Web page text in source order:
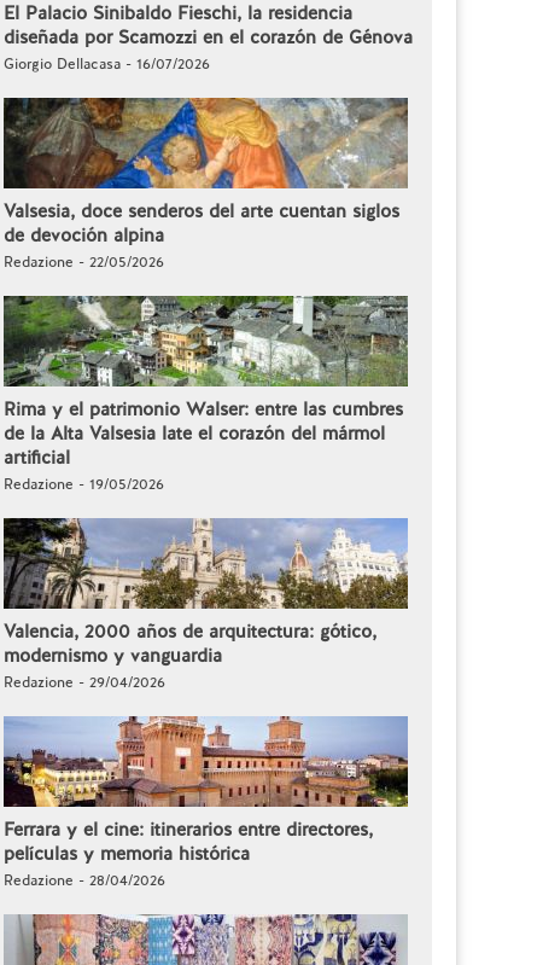
El Palacio Sinibaldo Fieschi, la residencia
diseñada por Scamozzi en el corazón de Génova
Giorgio Dellacasa - 16/07/2026
Valsesia, doce senderos del arte cuentan siglos
de devoción alpina
Redazione - 22/05/2026
Rima y el patrimonio Walser: entre las cumbres
de la Alta Valsesia late el corazón del mármol
artificial
Redazione - 19/05/2026
Valencia, 2000 años de arquitectura: gótico,
modernismo y vanguardia
Redazione - 29/04/2026
Ferrara y el cine: itinerarios entre directores,
películas y memoria histórica
Redazione - 28/04/2026